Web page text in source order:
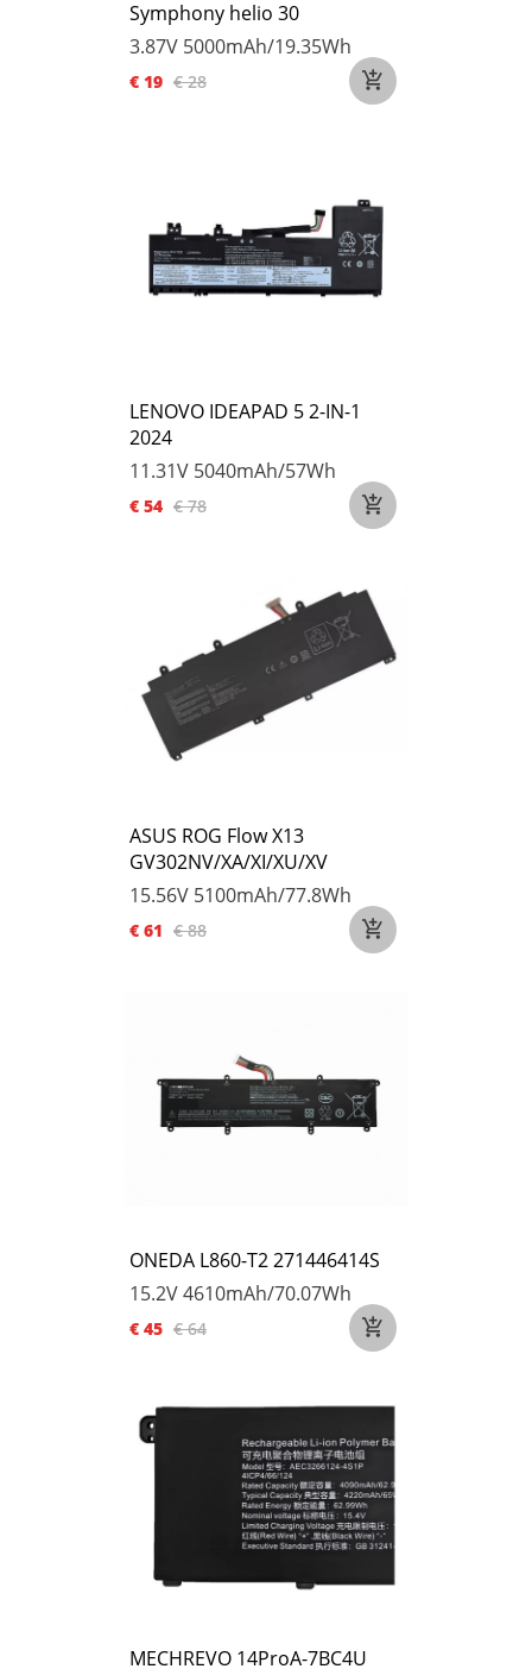
Symphony helio 30
3.87V 5000mAh/19.35Wh
€ 19 € 28
LENOVO IDEAPAD 5 2-IN-1
2024
11.31V 5040mAh/57Wh
€ 54 € 78
ASUS ROG Flow X13
GV302NV/XA/XI/XU/XV
15.56V 5100mAh/77.8Wh
€ 61 € 88
ONEDA L860-T2 271446414S
15.2V4610mAh/70.07Wh
€ 45 € 64
MECHREVO 14ProA-7BC4U